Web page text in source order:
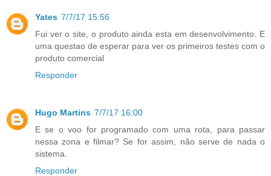
Yates 7/7/17 15:56
Fui ver o site, o produto ainda esta em desenvolvimento. E
uma questao de esperar para ver os primeiros testes com o
produto comercial
Responder
Hugo Martins 7/7/17 16:00
E se o voo for programado com uma rota, para passar
nessa zona e filmar? Se for assim, não serve de nada o
sistema.
Responder